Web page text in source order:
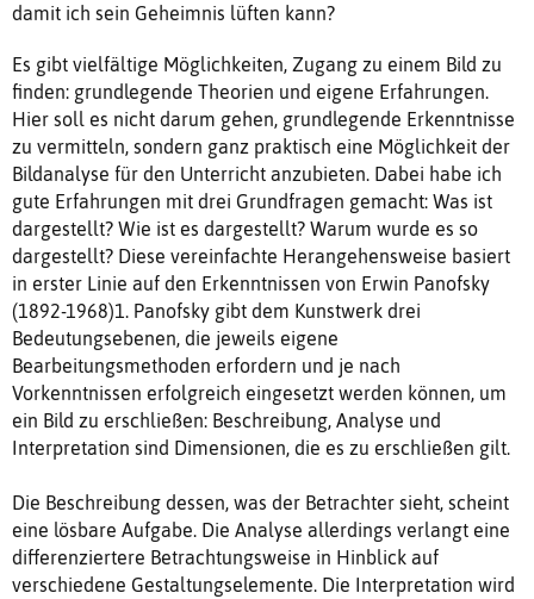
damit ich sein Geheimnis lüften kann?
Es gibt vielfältige Möglichkeiten, Zugang zu einem Bild zu
finden: grundlegende Theorien und eigene Erfahrungen.
Hier soll es nicht darum gehen, grundlegende Erkenntnisse
zu vermitteln, sondern ganz praktisch eine Möglichkeit der
Bildanalyse für den Unterricht anzubieten. Dabei habe ich
gute Erfahrungen mit drei Grundfragen gemacht: Was ist
dargestellt? Wie ist es dargestellt? Warum wurde es so
dargestellt? Diese vereinfachte Herangehensweise basiert
in erster Linie auf den Erkenntnissen von Erwin Panofsky
(1892-1968)1. Panofsky gibt dem Kunstwerk drei
Bedeutungsebenen, die jeweils eigene
Bearbeitungsmethoden erfordern und je nach
Vorkenntnissen erfolgreich eingesetzt werden können, um
ein Bild zu erschließen: Beschreibung, Analyse und
Interpretation sind Dimensionen, die es zu erschließen gilt.
Die Beschreibung dessen, was der Betrachter sieht, scheint
eine lösbare Aufgabe. Die Analyse allerdings verlangt eine
differenziertere Betrachtungsweise in Hinblick auf
verschiedene Gestaltungselemente. Die Interpretation wird